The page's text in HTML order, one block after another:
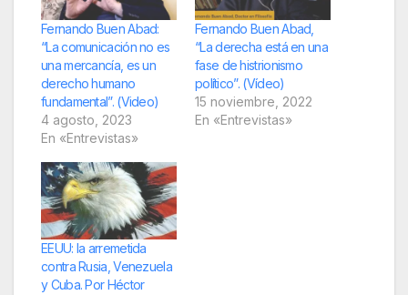
Fernando Buen Abad:
“La comunicación no es
una mercancía, es un
derecho humano
fundamental”. (Video)
4 agosto, 2023
En «Entrevistas»
Fernando Buen Abad,
“La derecha está en una
fase de histrionismo
político”. (Vídeo)
15 noviembre, 2022
En «Entrevistas»
EEUU: la arremetida
contra Rusia, Venezuela
y Cuba. Por Héctor